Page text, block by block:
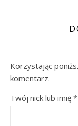
Korzystając
komentarz.
Twój nick lub imię *